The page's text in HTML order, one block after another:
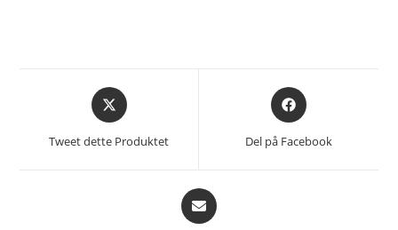
Åpnes
i
nytt
Tweet dette Produktet
Åpnes
i
et
nytt
Del på Facebook
Åpnes
i